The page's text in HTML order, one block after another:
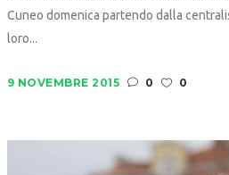
Cuneo domenica partendo dalla
loro...
9 NOVEMBRE 2015 0 0